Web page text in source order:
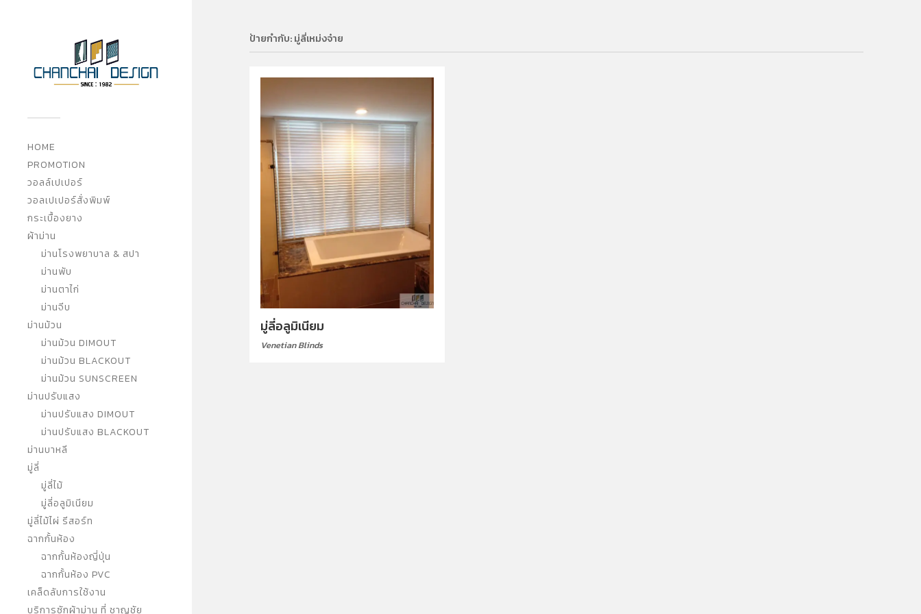
HOME
PROMOTION
วอลล์เปเปอร์
วอลเปเปอร์สั่งพิมพ์
กระเบื้องยาง
ผ้าม่าน
ม่านโรงพยาบาล & สปา
ม่านพับ
ม่านตาไก่
ม่านจีบ
ม่านม้วน
ม่านม้วน DIMOUT
ม่านม้วน BLACKOUT
ม่านม้วน SUNSCREEN
ม่านปรับแสง
ม่านปรับแสง DIMOUT
ม่านปรับแสง BLACKOUT
ม่านบาหลี
มู่ลี่
มู่ลี่ไม้
มู่ลี่อลูมิเนียม
มู่ลี่ไม้ไผ่ รีสอร์ท
ฉากกั้นห้อง
ฉากกั้นห้องญี่ปุ่น
ฉากกั้นห้อง PVC
เคล็ดลับการใช้งาน
บริการซักผ้าม่าน ที่ ชาญชัย
ป้ายกำกับ:มู่ลี่เหม่งจ๋าย
มู่ลี่อลูมิเนียม
Venetian Blinds